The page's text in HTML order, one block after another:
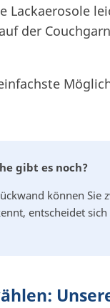
Lackaerosole
der
gibt es noch?
können Sie
entscheidet